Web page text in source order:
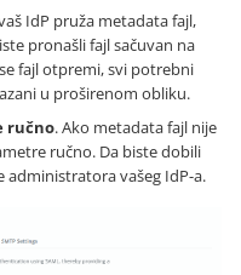
IdP pruža metadata fajl,
pronašli fajl sačuvan na
fajl otpremi, svi potrebni
u proširenom obliku.
ručno. Ako metadata fajl nije
ručno. Da biste dobili
vašeg IdP-a.